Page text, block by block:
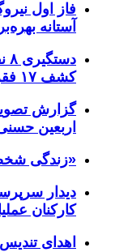
فاز اول
آستانه
کشف ۱۷ فقره سرقت
گزارش
اربعین
«زندگی
دیدار
کارکنان
اهدای